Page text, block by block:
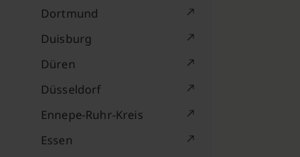
Dortmund
Duisburg
Düren
Düsseldorf
Ennepe-Ruhr-Kreis
Essen